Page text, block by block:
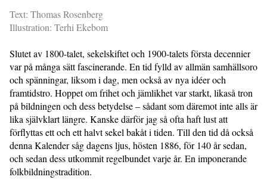
Text: Thomas Rosenberg
Illustration: Terhi Ekebom
Slutet av 1800-talet, sekelskiftet och 1900-talets första decennier
var på många sätt fascinerande. En tid fylld av allmän samhällsoro
och spänningar, liksom i dag, men också av nya idéer och
framtidstro. Hoppet om frihet och jämlikhet var starkt, likaså tron
på bildningen och dess betydelse – sådant som däremot inte alls är
lika självklart längre. Kanske därför jag så ofta haft lust att
förflyttas ett och ett halvt sekel bakåt i tiden. Till den tid då också
denna Kalender såg dagens ljus, hösten 1886, för 140 år sedan,
och sedan dess utkommit regelbundet varje år. En imponerande
folkbildningstradition.